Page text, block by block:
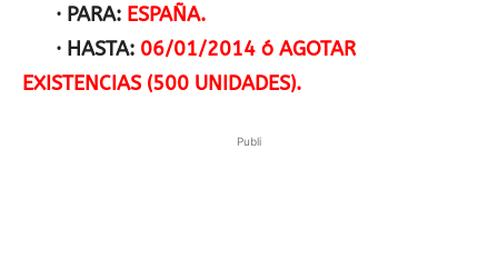
· PARA: ESPAÑA.
· HASTA: 06/01/2014 ó AGOTAR
EXISTENCIAS (500 UNIDADES).
Publi